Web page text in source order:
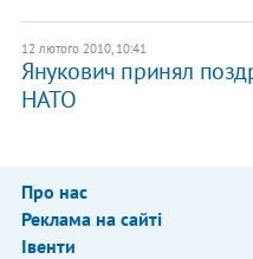
12 лютого 2010, 10:41
Янукович принял
НАТО
Про нас
Реклама на сайті
Івенти